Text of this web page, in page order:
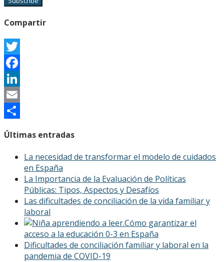
Compartir
Twitter
Facebook
LinkedIn
Email
Últimas entradas
La necesidad de transformar el modelo de cuidados
en España
La Importancia de la Evaluación de Políticas
Públicas: Tipos, Aspectos y Desafíos
Las dificultades de conciliación de la vida familiar y
laboral
Cómo garantizar el
acceso a la educación 0-3 en España
Dificultades de conciliación familiar y laboral en la
pandemia de COVID-19